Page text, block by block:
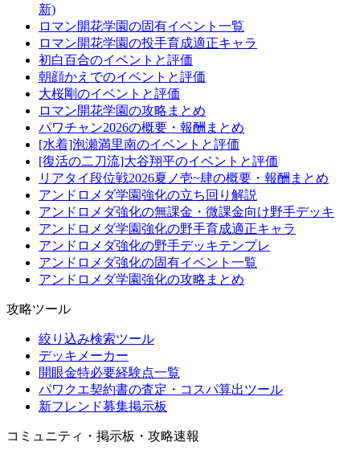
新)
ロマン開花学園の固有イベント一覧
ロマン開花学園の投手育成適正キャラ
初白百合のイベントと評価
朝顔かえでのイベントと評価
大桜剛のイベントと評価
ロマン開花学園の攻略まとめ
パワチャン2026の概要・報酬まとめ
[水着]泡瀬満里南のイベントと評価
[復活の二刀流]大谷翔平のイベントと評価
リアタイ段位戦2026夏ノ壱~肆の概要・報酬まとめ
アンドロメダ学園強化の立ち回り解説
アンドロメダ強化の無課金・微課金向け野手デッキ
アンドロメダ学園強化の野手育成適正キャラ
アンドロメダ強化の野手デッキテンプレ
アンドロメダ強化の固有イベント一覧
アンドロメダ学園強化の攻略まとめ
攻略ツール
絞り込み検索ツール
デッキメーカー
開眼金特必要経験点一覧
パワクエ契約書の査定・コスパ算出ツール
新フレンド募集掲示板
コミュニティ・掲示板・攻略速報